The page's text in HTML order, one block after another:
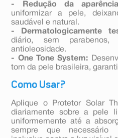
- Redução da
uniformizar a pele,
saudável e natural.
- Dermatologicamente
diário, sem
antioleosidade.
- One Tone System:
tom da pele brasileira,
Como Usar?
Aplique o Protetor Solar
diariamente sobre a pele
uniformemente até a
sempre que necessário